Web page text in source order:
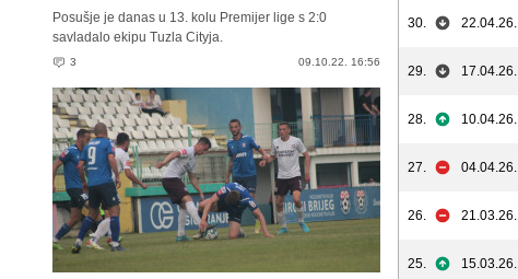
Posušje je danas u 13. kolu Premijer lige s 2:0
savladalo ekipu Tuzla Cityja.
3 09.10.22. 16:56
30. 22.04.26.
29. 17.04.26.
28. 10.04.26.
27. 04.04.26.
26. 21.03.26.
25. 15.03.26.